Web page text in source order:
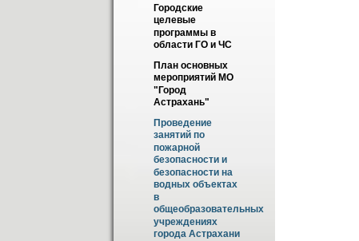
Городские
целевые
программы в
области ГО и ЧС
План основных
мероприятий МО
"Город
Астрахань"
Проведение
занятий по
пожарной
безопасности и
безопасности на
водных объектах
в
общеобразовательных
учреждениях
города Астрахани